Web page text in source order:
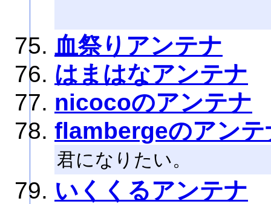
血祭りアンテナ
はまはなアンテナ
nicocoのアンテナ
flambergeのアンテ
君になりたい。
いくくるアンテナ